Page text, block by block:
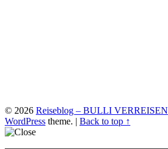
© 2026 Reiseblog – BULLI VERREISEN
WordPress theme. | Back to top ↑